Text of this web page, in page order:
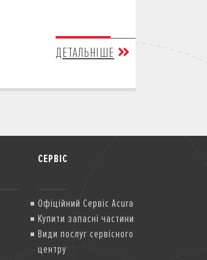
ДЕТАЛЬНІШЕ
СЕРВІС
Офіційний Сервіс Acura
Купити запасні частини
Види послуг сервісного
центру